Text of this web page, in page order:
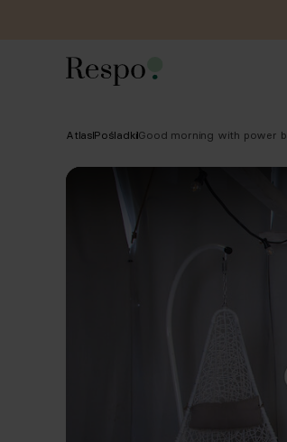
Atlas PośladkiGood morning with power